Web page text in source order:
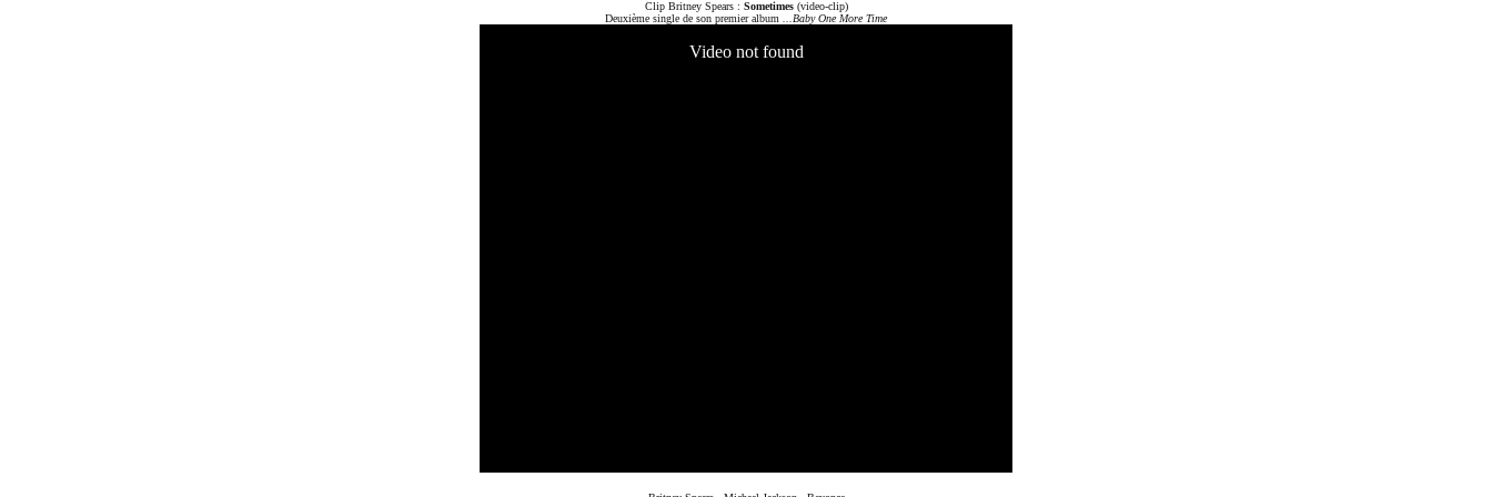
Clip Britney Spears : Sometimes(video-clip)
Deuxième single de son premier album
...Baby One More Time